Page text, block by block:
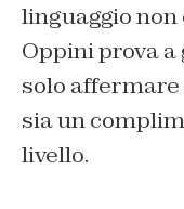
linguaggio non
Oppini prova
solo affermare
sia un
livello.